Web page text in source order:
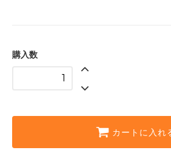
購入数
カートに入れ